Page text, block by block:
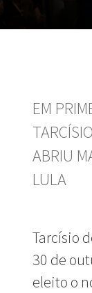
EM
ABRIU
LULA
Tarcísio
30 de
eleito o